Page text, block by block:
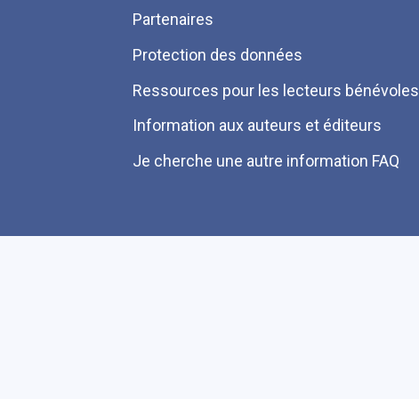
Partenaires
Protection des données
Ressources pour les lecteurs bénévoles
Information aux auteurs et éditeurs
Je cherche une autre information FAQ